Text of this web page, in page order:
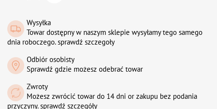
Wysyłka
Towar dostępny w naszym sklepie wysyłamy tego samego
dnia roboczego. sprawdź szczegoły
Odbiór osobisty
Sprawdź gdzie możesz odebrać towar
Zwroty
Możesz zwrócić towar do 14 dni or zakupu bez podania
przyczyny. sprawdź szczegóły